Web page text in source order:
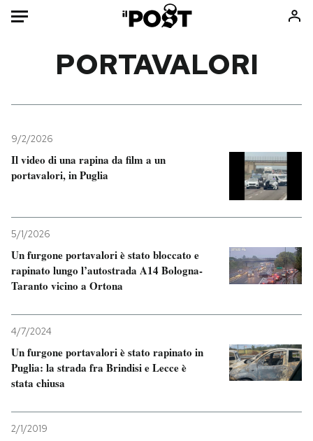
Mondo
Politica
Tecnologia
Scienza
Cultura
Economia
Sport
Ok Boomer!
Media
Altrecose
Mondiali calcio 2026
NEWSLETTER
I MIEI PREFERITI
PORTAVALORI
9/2/2026
Il video di una rapina da film a un
portavalori, in Puglia
5/1/2026
Un furgone portavalori è stato bloccato e
rapinato lungo l’autostrada A14 Bologna-
Taranto vicino a Ortona
4/7/2024
Un furgone portavalori è stato rapinato in
Puglia: la strada fra Brindisi e Lecce è
stata chiusa
2/1/2019